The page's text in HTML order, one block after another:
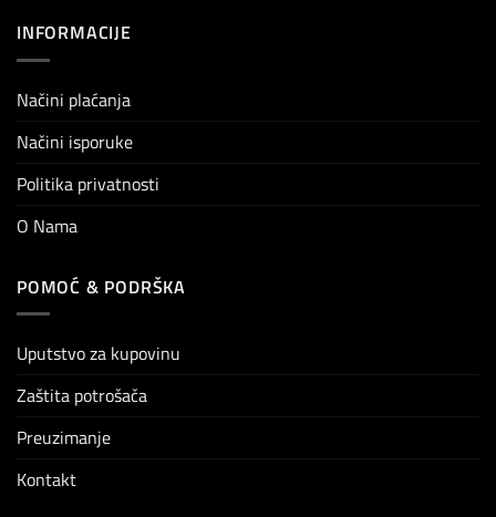
INFORMACIJE
Načini plaćanja
Načini isporuke
Politika privatnosti
O Nama
POMOĆ & PODRŠKA
Uputstvo za kupovinu
Zaštita potrošača
Preuzimanje
Kontakt